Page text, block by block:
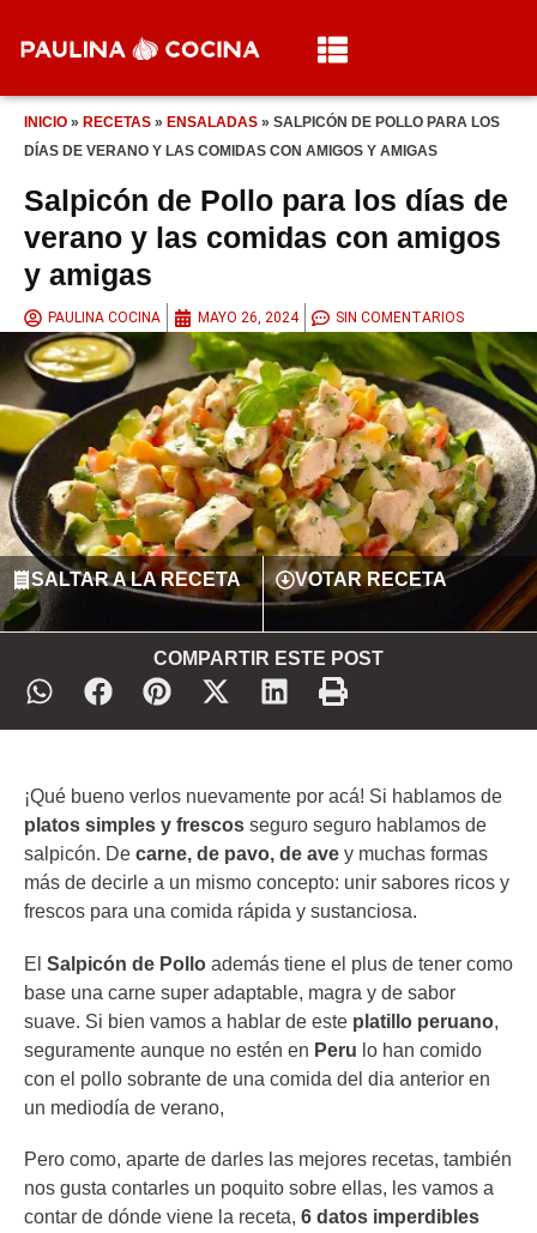
INICIO » RECETAS » ENSALADAS » SALPICÓN DE POLLO PARA LOS
DÍAS DE VERANO Y LAS COMIDAS CON AMIGOS Y AMIGAS
Salpicón de Pollo para los días de
verano y las comidas con amigos
y amigas
PAULINA COCINA MAYO 26, 2024 SIN COMENTARIOS
SALTAR A LA RECETA VOTAR RECETA
COMPARTIR ESTE POST
¡Qué bueno verlos nuevamente por acá! Si hablamos de
platos simples y frescos seguro seguro hablamos de
salpicón. De carne, de pavo, de ave y muchas formas
más de decirle a un mismo concepto: unir sabores ricos y
frescos para una comida rápida y sustanciosa.
El Salpicón de Pollo además tiene el plus de tener como
base una carne super adaptable, magra y de sabor
suave. Si bien vamos a hablar de este platillo peruano,
seguramente aunque no estén en Peru lo han comido
con el pollo sobrante de una comida del dia anterior en
un mediodía de verano,
Pero como, aparte de darles las mejores recetas, también
nos gusta contarles un poquito sobre ellas, les vamos a
contar de dónde viene la receta, 6 datos imperdibles